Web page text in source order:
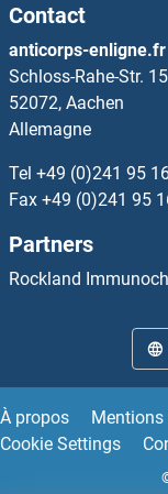
MT1M Kits ELISA
MT2A Kits ELISA
MT3 Kits ELISA
MTA2 Kits ELISA
MTAP Kits ELISA
MTCP1 Kits ELISA
MTERF Kits ELISA
Contact
anticorps-enligne.fr
Schloss-Rahe-Str. 15
52072, Aachen
Allemagne
Tel +49 (0)241 95
Fax +49 (0)241 95
Partners
Rockland
À propos Mentions
Cookie Settings